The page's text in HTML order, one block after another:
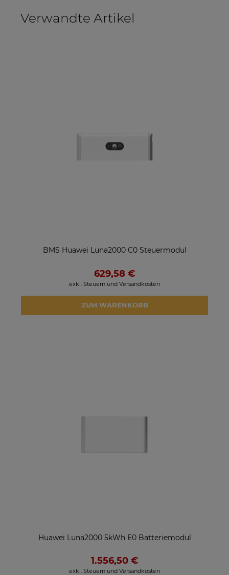
Verwandte Artikel
BMS Huawei Luna2000 C0 Steuermodul
629,58 €
exkl. Steuern und Versandkosten
ZUM WARENKORB
Huawei Luna2000 5kWh E0 Batteriemodul
1.556,50 €
exkl. Steuern und Versandkosten